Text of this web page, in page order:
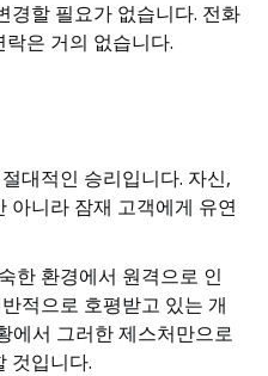
경할 필요가 없습니다. 전화
은 거의 없습니다.
대적인 승리입니다. 자신,
아니라 잠재 고객에게 유연
한 환경에서 원격으로 인
적으로 호평받고 있는 개
에서 그러한 제스처만으로
것입니다.